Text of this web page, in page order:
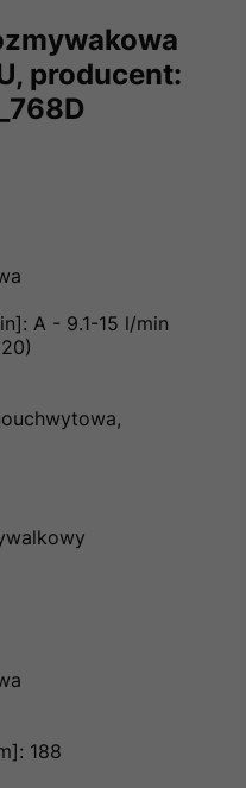
producent:
A - 9.1-15 l/min
188